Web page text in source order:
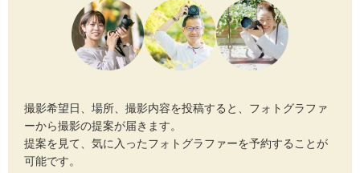
撮影希望日、場所、撮影内容を投稿すると、フォトグラファ
ーから撮影の提案が届きます。
提案を見て、気に入ったフォトグラファーを予約することが
可能です。